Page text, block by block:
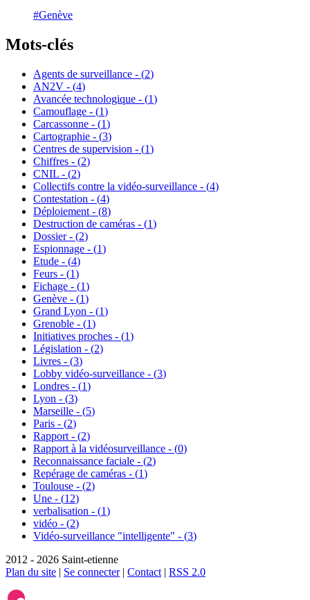
#Genève
Mots-clés
Agents de surveillance - (2)
AN2V - (4)
Avancée technologique - (1)
Camouflage - (1)
Carcassonne - (1)
Cartographie - (3)
Centres de supervision - (1)
Chiffres - (2)
CNIL - (2)
Collectifs contre la vidéo-surveillance - (4)
Contestation - (4)
Déploiement - (8)
Destruction de caméras - (1)
Dossier - (2)
Espionnage - (1)
Etude - (4)
Feurs - (1)
Fichage - (1)
Genève - (1)
Grand Lyon - (1)
Grenoble - (1)
Initiatives proches - (1)
Législation - (2)
Livres - (3)
Lobby vidéo-surveillance - (3)
Londres - (1)
Lyon - (3)
Marseille - (5)
Paris - (2)
Rapport - (2)
Rapport à la vidéosurveillance - (0)
Reconnaissance faciale - (2)
Repérage de caméras - (1)
Toulouse - (2)
Une - (12)
verbalisation - (1)
vidéo - (2)
Vidéo-surveillance "intelligente" - (3)
2012 - 2026 Saint-etienne
Plan du site | Se connecter| Contact | RSS 2.0